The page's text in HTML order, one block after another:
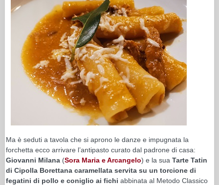
Ma è seduti a tavola che si aprono le danze e impugnata la
forchetta ecco arrivare l’antipasto curato dal padrone di casa:
Giovanni Milana (Sora Maria e Arcangelo) e la sua Tarte Tatin
di Cipolla Borettana caramellata servita su un torcione di
fegatini di pollo e coniglio ai fichi abbinata al Metodo Classico